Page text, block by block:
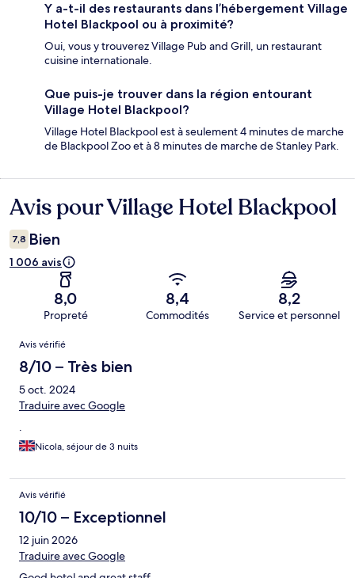
Y a-t-il des restaurants dans l’hébergement Village
Hotel Blackpool ou à proximité?
Oui, vous y trouverez Village Pub and Grill, un restaurant
cuisine internationale.
Que puis-je trouver dans la région entourant
Village Hotel Blackpool?
Village Hotel Blackpool est à seulement 4 minutes de marche
de Blackpool Zoo et à 8 minutes de marche de Stanley Park.
Avis
Avis pour Village Hotel Blackpool
7,8 Bien
1 006 avis
8,0
Propreté
8,4
Commodités
8,2
Service et personnel
Avis
Avis vérifié
8/10 – Très bien
5 oct. 2024
Traduire avec Google
.
Nicola, séjour de 3 nuits
Avis vérifié
10/10 – Exceptionnel
12 juin 2026
Traduire avec Google